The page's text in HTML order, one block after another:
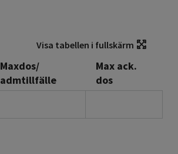
Visa tabellen i fullskärm
Maxdos/
admtillfälle
Max ack.
dos